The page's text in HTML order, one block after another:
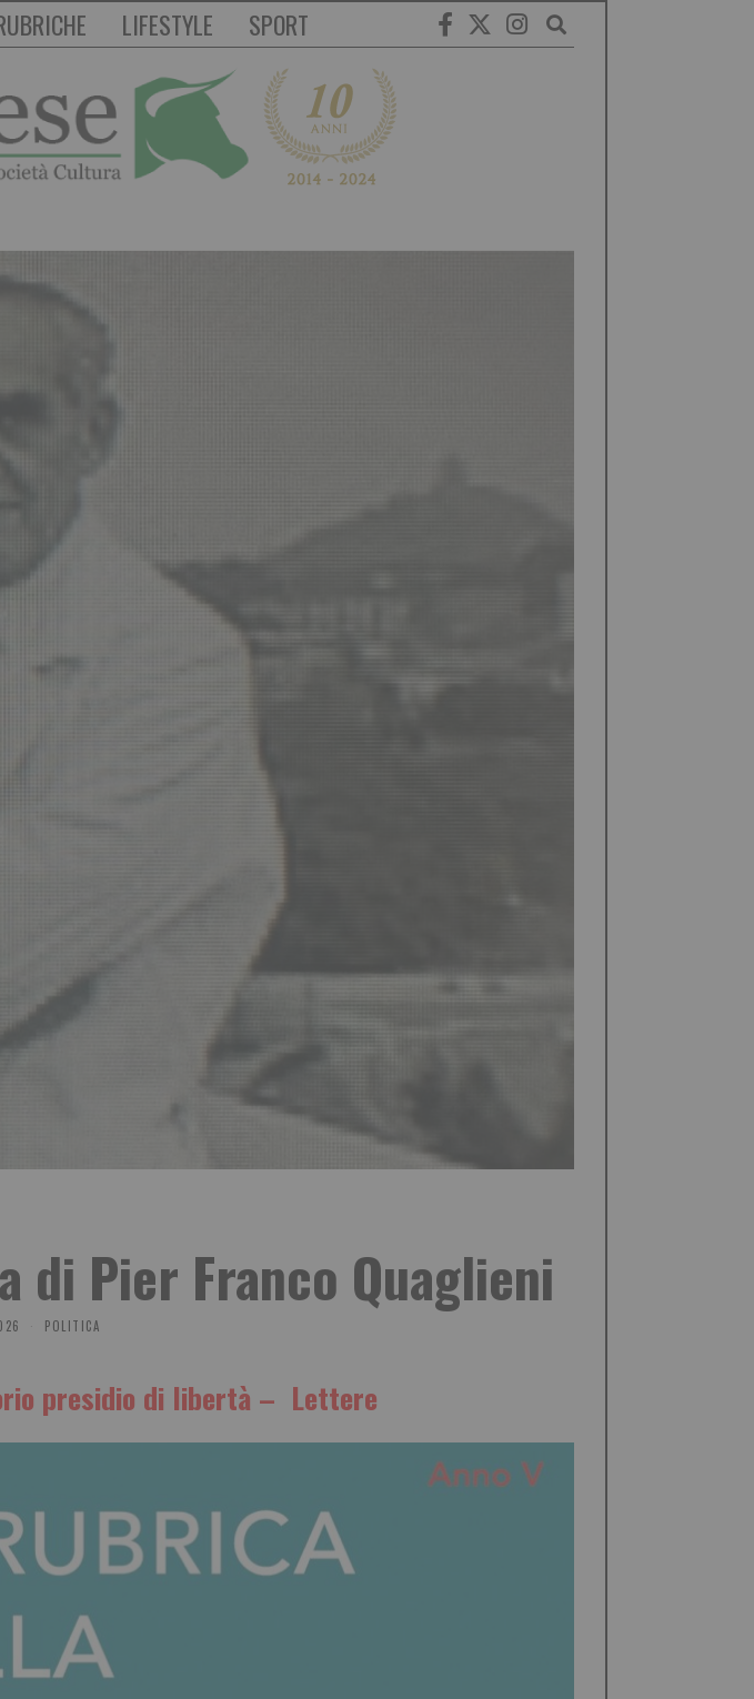
LIFESTYLE SPORT
di Pier Franco Quaglieni
POLITICA
presidio di libertà – Lettere